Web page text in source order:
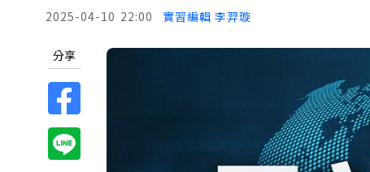
2025-04-10 22:00 實習編輯 李羿璇
分享